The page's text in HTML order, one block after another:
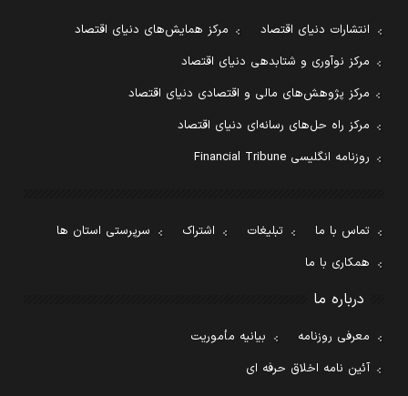
انتشارات دنیای اقتصاد
مرکز همایش‌های دنیای اقتصاد
مرکز نوآوری و شتابدهی دنیای اقتصاد
مرکز پژوهش‌های مالی و اقتصادی دنیای اقتصاد
مرکز راه حل‌های رسانه‌ای دنیای اقتصاد
روزنامه انگلیسی Financial Tribune
تماس با ما تبلیغات اشتراک
سرپرستی استان ها
همکاری با ما
درباره ما
معرفی روزنامه
بیانیه مأموریت
آئین نامه اخلاق حرفه ای